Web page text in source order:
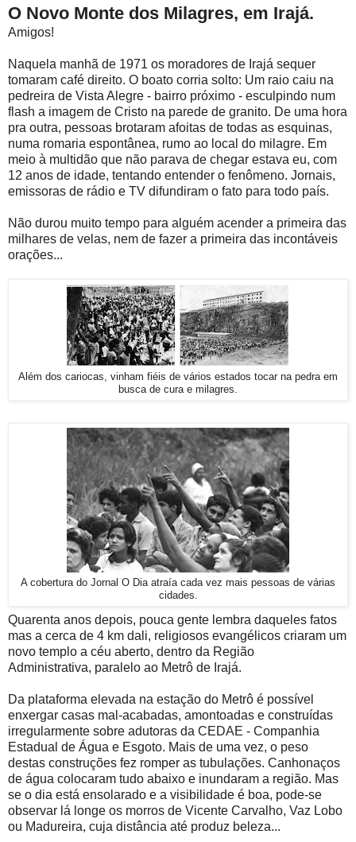
O Novo Monte dos Milagres, em Irajá.
Amigos!
Naquela manhã de 1971 os moradores de Irajá sequer
tomaram café direito. O boato corria solto: Um raio caiu na
pedreira de Vista Alegre - bairro próximo - esculpindo num
flash a imagem de Cristo na parede de granito. De uma hora
pra outra, pessoas brotaram afoitas de todas as esquinas,
numa romaria espontânea, rumo ao local do milagre. Em
meio à multidão que não parava de chegar estava eu, com
12 anos de idade, tentando entender o fenômeno. Jornais,
emissoras de rádio e TV difundiram o fato para todo país.
Não durou muito tempo para alguém acender a primeira das
milhares de velas, nem de fazer a primeira das incontáveis
orações...
Além dos cariocas, vinham fiéis de vários estados tocar na pedra em
busca de cura e milagres.
A cobertura do Jornal O Dia atraía cada vez mais pessoas de várias
cidades.
Quarenta anos depois, pouca gente lembra daqueles fatos
mas a cerca de 4 km dali, religiosos evangélicos criaram um
novo templo a céu aberto, dentro da Região
Administrativa, paralelo ao Metrô de Irajá.
Da plataforma elevada na estação do Metrô é possível
enxergar casas mal-acabadas, amontoadas e construídas
irregularmente sobre adutoras da CEDAE - Companhia
Estadual de Água e Esgoto. Mais de uma vez, o peso
destas construções fez romper as tubulações. Canhonaços
de água colocaram tudo abaixo e inundaram a região. Mas
se o dia está ensolarado e a visibilidade é boa, pode-se
observar lá longe os morros de Vicente Carvalho, Vaz Lobo
ou Madureira, cuja distância até produz beleza...